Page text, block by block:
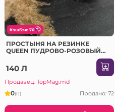
КэшБэк: 70
ПРОСТЫНЯ НА РЕЗИНКЕ
QUEEN ПУДРОВО-РОЗОВЫЙ
140 Л
Продавец: TopMag.md
0(0) Продано: 72